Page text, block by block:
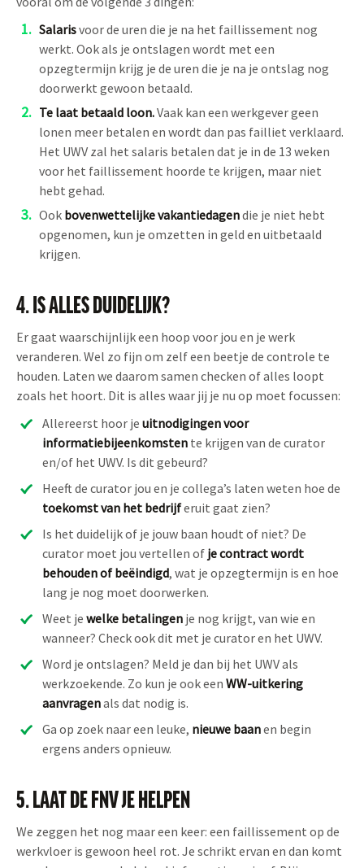
Salarisvoor de uren die je na het faillissement nog
werkt. Ook als je ontslagen wordt met een
opzegtermijn krijg je de uren die je na je ontslag nog
doorwerkt gewoon betaald.
Te laat betaald loon.Vaak kan een werkgever geen
lonen meer betalen en wordt dan pas failliet verklaard.
Het UWV zal het salaris betalen dat je in de 13 weken
voor het faillissement hoorde te krijgen, maar niet
hebt gehad.
Ook bovenwettelijke vakantiedagendie je niet hebt
opgenomen, kun je omzetten in geld en uitbetaald
krijgen.
4. IS ALLES DUIDELIJK?
Er gaat waarschijnlijk een hoop voor jou en je werk
veranderen. Wel zo fijn om zelf een beetje de controle te
houden. Laten we daarom samen checken of alles loopt
zoals het hoort. Dit is alles waar jij je nu op moet focussen:
Allereerst hoor je uitnodigingen voor
informatiebijeenkomsten te krijgen van de curator
en/of het UWV. Is dit gebeurd?
Heeft de curator jou en je collega’s laten weten hoe de
toekomst van het bedrijferuit gaat zien?
Is het duidelijk of je jouw baan houdt of niet? De
curator moet jou vertellen of je contract wordt
behouden of beëindigd, wat je opzegtermijn is en hoe
lang je nog moet doorwerken.
Weet je welke betalingen je nog krijgt, van wie en
wanneer? Check ook dit met je curator en het UWV.
Word je ontslagen? Meld je dan bij het UWV als
werkzoekende. Zo kun je ook een WW-uitkering
aanvragenals dat nodig is.
Ga op zoek naar een leuke, nieuwe baanen begin
ergens anders opnieuw.
5. LAAT DE FNV JE HELPEN
We zeggen het nog maar een keer: een faillissement op de
werkvloer is gewoon heel rot. Je schrikt ervan en dan komt